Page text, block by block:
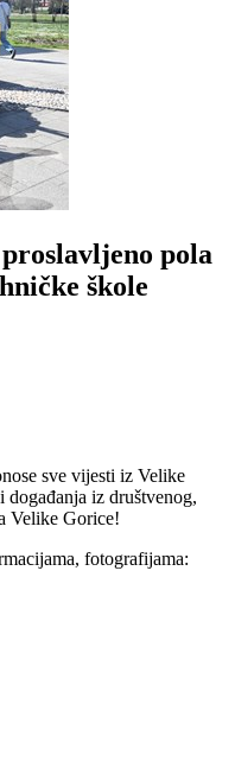
pola
škole
sve vijesti iz Velike
iz društvenog,
Velike Gorice!
fotografijama: